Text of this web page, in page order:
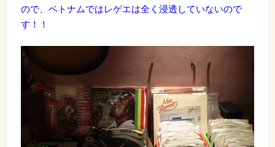
ので、ベトナムではレゲエは全く浸透していないので
す！！